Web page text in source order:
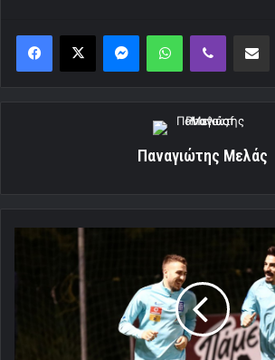
MessengerWhatsAppViber
Παναγιώτης Μελάς
Λάζαρου
-Φορτούνη